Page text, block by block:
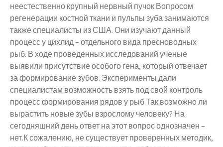
неестественно крупный нервный пучок.Вопросом
регенерации костной ткани и пульпы зуба занимаются
также специалисты из США. Они изучают данный
процесс у цихлид – отдельного вида пресноводных
рыб. В ходе проведенных исследований ученые
выявили присутствие особого гена, который отвечает
за формирование зубов. Эксперименты дали
специалистам возможность взять под свой контроль
процесс формирования рядов у рыб.Так возможно ли
вырастить новые зубы взрослому человеку? На
сегодняшний день ответ на этот вопрос однозначен –
нет.К сожалению, не существует проверенных методик,